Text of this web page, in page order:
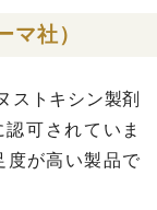
マ社）
ストキシン製剤
可されていま
度が高い製品で